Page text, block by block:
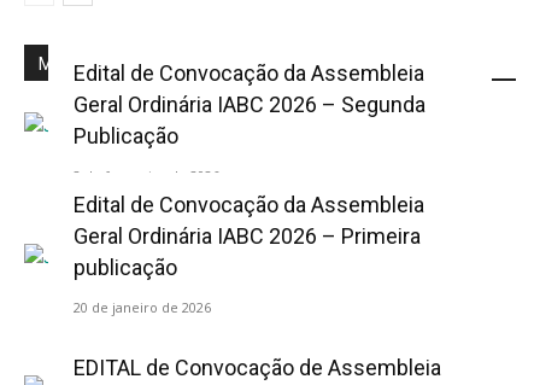
Mais Popular
Edital de Convocação da Assembleia
Geral Ordinária IABC 2026 – Segunda
Publicação
2 de fevereiro de 2026
Edital de Convocação da Assembleia
Geral Ordinária IABC 2026 – Primeira
publicação
20 de janeiro de 2026
EDITAL de Convocação de Assembleia